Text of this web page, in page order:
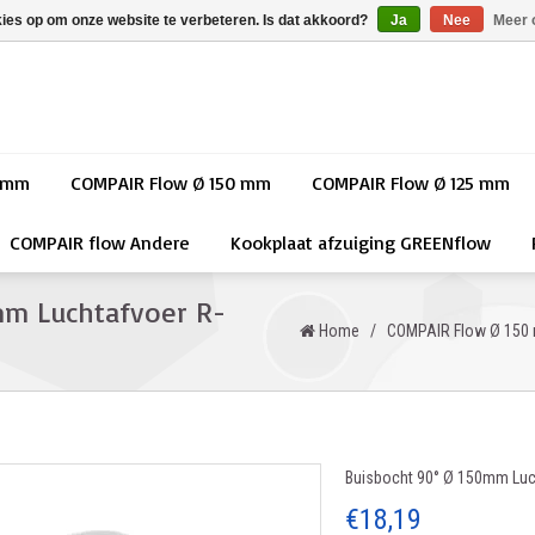
COMPAIR Flow Ø 150 mm COMPAIR Flow Ø 125 mm
COMPAIR flow Andere Kookplaat afzuiging GREENflow
Luchtafvoer R-
Home / COMPAIR Flow Ø 150
Buisbocht 90° Ø 150mm
€18,19
op om onze website te verbeteren. Is dat akkoord? Ja Nee Meer